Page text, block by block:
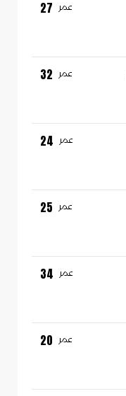
عمر 27
عمر 32
عمر 24
عمر 25
عمر 34
عمر 20